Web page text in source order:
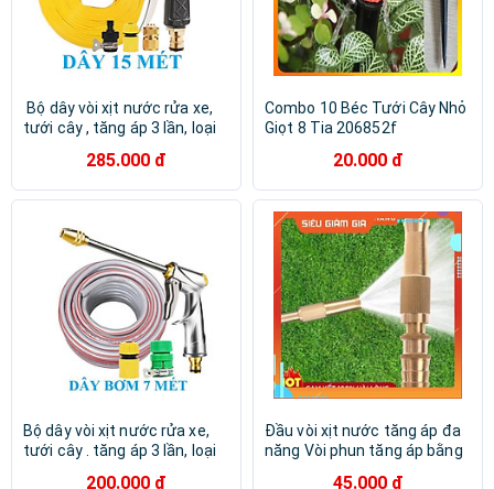
️ Bộ dây vòi xịt nước rửa xe,
tưới cây , tăng áp 3 lần, loại
đồng nối nhựa đen
285.000 đ
Combo 10 Béc Tưới Cây Nhỏ
Giọt 8 Tia 206852f
20.000 đ
Bộ dây vòi xịt nước rửa xe,
tưới cây . tăng áp 3 lần, loại
200.000 đ
Đầu vòi xịt nước tăng áp đa
năng Vòi phun tăng áp bằng
45.000 đ